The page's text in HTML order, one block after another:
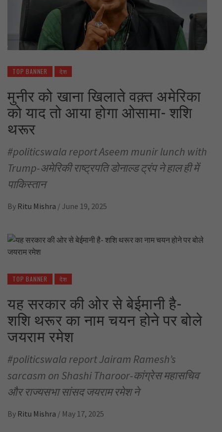
TOP BANNER देश
मुनीर को खाना खिलाते वक़्त अमेरिका
को याद तो आया होगा ओसामा- शशि
थरूर
#politicswala report Aseem munir lunch with
Trump-अमेरिकी राष्ट्रपति डोनाल्ड ट्रंप ने हाल ही में
पाकिस्तान
By Ritu Mishra / June 19, 2025
TOP BANNER देश
यह सरकार की ओर से बेईमानी है-
शशि थरूर का नाम चयन होने पर बोले
जयराम रमेश
#politicswala report Jairam Ramesh’s
sarcasm on Shashi Tharoor-कांग्रेस महासचिव
और राज्यसभा सांसद जयराम रमेश ने
By Ritu Mishra / May 17, 2025